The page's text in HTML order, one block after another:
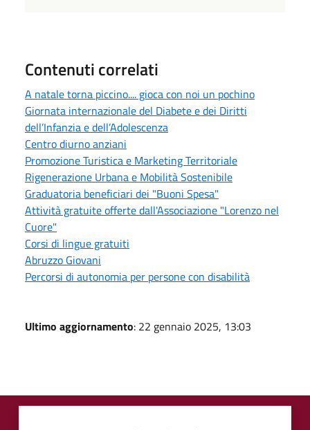
Contenuti correlati
A natale torna piccino.... gioca con noi un pochino
Giornata internazionale del Diabete e dei Diritti
dell’Infanzia e dell’Adolescenza
Centro diurno anziani
Promozione Turistica e Marketing Territoriale
Rigenerazione Urbana e Mobilità Sostenibile
Graduatoria beneficiari dei "Buoni Spesa"
Attività gratuite offerte dall'Associazione "Lorenzo nel
Cuore"
Corsi di lingue gratuiti
Abruzzo Giovani
Percorsi di autonomia per persone con disabilità
Ultimo aggiornamento: 22 gennaio 2025, 13:03